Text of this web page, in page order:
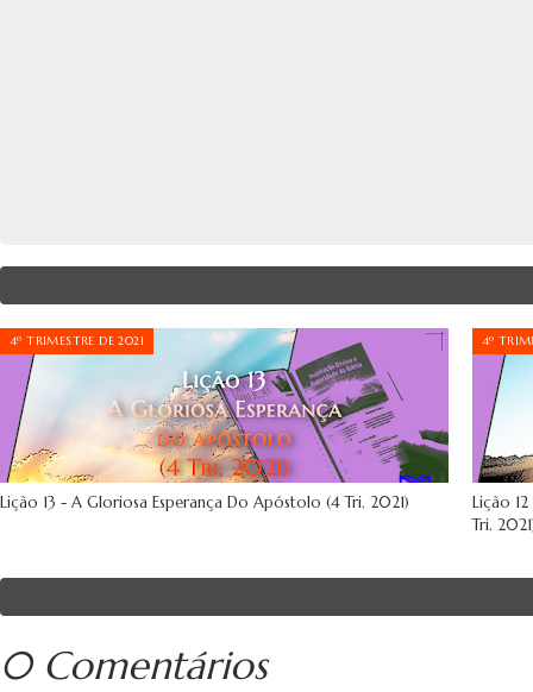
4º TRIMESTRE DE 2021
Lição 13 - A Gloriosa Esperança Do Apóstolo (4 Tri. 2021)
4º
Lição
Tri.
0 Comentários